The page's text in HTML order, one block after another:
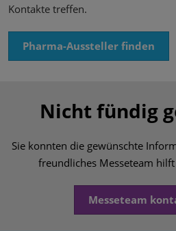
Kontakte treffen.
Pharma-Aussteller finden
Nicht fündig
Sie konnten die gewünschte
freundliches Messeteam
Messeteam